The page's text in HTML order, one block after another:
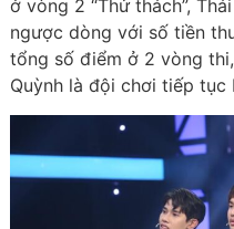
ở vòng 2 “Thử thách”,
ngược dòng với số tiền
tổng số điểm ở 2 vòng
Quỳnh là đội chơi tiếp tục